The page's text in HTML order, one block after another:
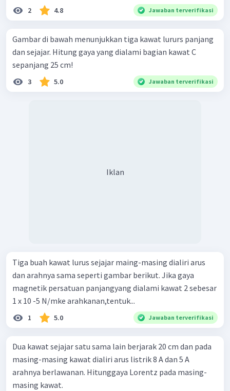
2 4.8 Jawaban terverifikasi
Gambar di bawah menunjukkan tiga kawat lururs panjang
dan sejajar. Hitung gaya yang dialami bagian kawat C
sepanjang 25 cm!
3 5.0 Jawaban terverifikasi
Iklan
Tiga buah kawat lurus sejajar maing-masing dialiri arus
dan arahnya sama seperti gambar berikut. Jika gaya
magnetik persatuan panjangyang dialami kawat 2 sebesar
1 x 10 -5 N/mke arahkanan,tentuk...
1 5.0 Jawaban terverifikasi
Dua kawat sejajar satu sama lain berjarak 20 cm dan pada
masing-masing kawat dialiri arus listrik 8 A dan 5 A
arahnya berlawanan. Hitunggaya Lorentz pada masing-
masing kawat.